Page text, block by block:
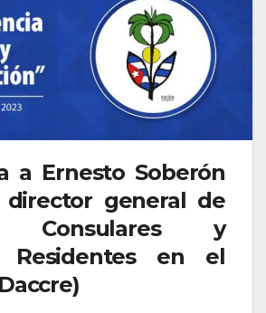
a Ernesto Soberón
director general de
Consulares y
Residentes en el